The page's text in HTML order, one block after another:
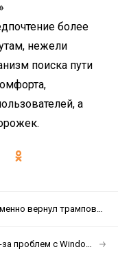
более
нежели
поиска пути
а
трамповские тарифы
с Windows 11